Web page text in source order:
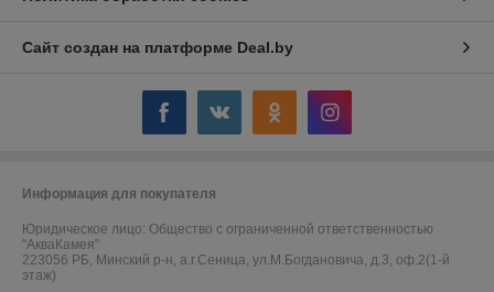
Сайт создан на платформе Deal.by
Информация для покупателя
Юридическое лицо: Общество с ограниченной ответственностью
"АкваКамея"
223056 РБ, Минский р-н, а.г.Сеница, ул.М.Богдановича, д.3, оф.2(1-й
этаж)